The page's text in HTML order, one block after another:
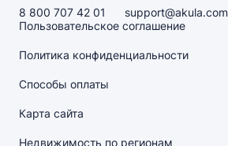
8 800 707 42 01
support@akula.com
Пользовательское соглашение
Политика конфиденциальности
Способы оплаты
Карта сайта
Недвижимость по регионам